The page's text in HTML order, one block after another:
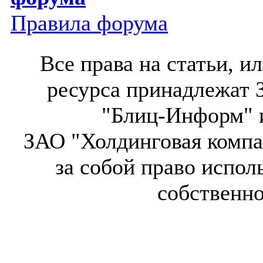
Правила форума
Все права на статьи,
ресурса
"Блиц-Информ"
ЗАО "Холдинговая
за собой право